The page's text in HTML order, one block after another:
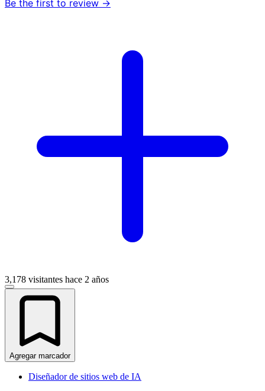
Be the first to review →
3,178 visitantes hace 2 años
Agregar marcador
Diseñador de sitios web de IA